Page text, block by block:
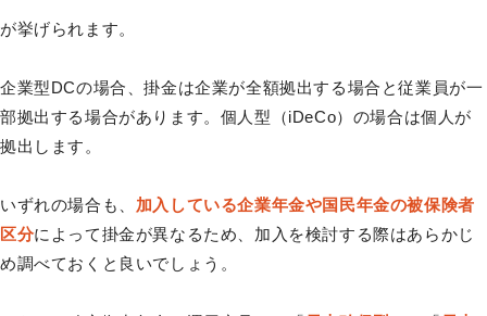
が挙げられます。
企業型DCの場合、掛金は企業が全額拠出する場合と従業員が一
部拠出する場合があります。個人型（iDeCo）の場合は個人が
拠出します。
いずれの場合も、 加入している企業年金や国民年金の被保険者
区分によって掛金が異なるため、加入を検討する際はあらかじ
め調べておくと良いでしょう。